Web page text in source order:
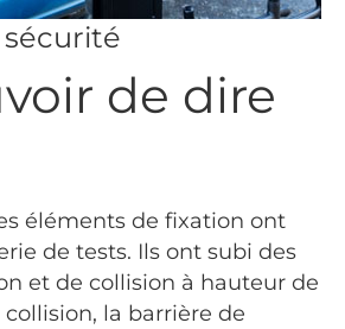
de dire
éléments de fixation ont
de tests. Ils ont subi des
et de collision à hauteur de
collision, la barrière de